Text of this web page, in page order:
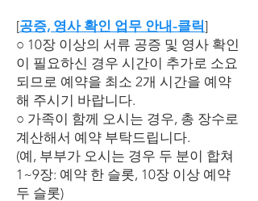
[공증, 영사 확인 업무 안내-클릭]
○ 10장 이상의 서류 공증 및 영사 확인
이 필요하신 경우 시간이 추가로 소요
되므로 예약을 최소 2개 시간을 예약
해 주시기 바랍니다.
○ 가족이 함께 오시는 경우, 총 장수로
계산해서 예약 부탁드립니다.
(예, 부부가 오시는 경우 두 분이 합쳐
1~9장: 예약 한 슬롯, 10장 이상 예약
두 슬롯)